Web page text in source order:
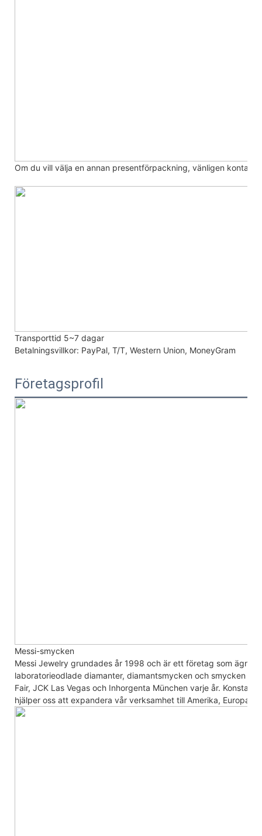
Om du vill välja en annan presentförpackning, vänligen kontakta
Transporttid 5~7 dagar
Betalningsvillkor: PayPal, T/T, Western Union, MoneyGram
Företagsprofil
Messi-smycken
Messi Jewelry grundades år 1998 och är ett företag som
laboratorieodlade diamanter, diamantsmycken och smycken i
Fair, JCK Las Vegas och Inhorgenta München varje år. Konstant
hjälper oss att expandera vår verksamhet till Amerika, Europa,